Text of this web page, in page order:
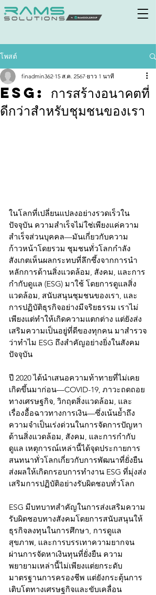
โพสต์
ESG: การสร้างอนาคตที่
ดีกว่าสำหรับชุมชนของเรา
finadmin362 15 ส.ค. 2567 ยาว 1 นาที
ในโลกที่เปลี่ยนแปลงอย่างรวดเร็วใน
ปัจจุบัน ความสำเร็จไม่ใช่เพียงแค่ความ
สำเร็จส่วนบุคคล—มันเกี่ยวกับความ
ก้าวหน้าโดยรวม ชุมชนทั่วโลกกำลัง
สังเกตเห็นผลกระทบที่ลึกซึ้งจากการนำ
หลักการด้านสิ่งแวดล้อม, สังคม, และการ
กำกับดูแล (ESG) มาใช้ โดยการดูแลสิ่ง
แวดล้อม, สนับสนุนชุมชนของเรา, และ
การปฏิบัติธุรกิจอย่างมีจริยธรรม เราไม่
เพียงแต่ทำให้เกิดความแตกต่าง แต่ยังส่ง
เสริมความเป็นอยู่ที่ดีของทุกคน มาสำรวจ
ว่าทำไม ESG ถึงสำคัญอย่างยิ่งในสังคม
ปัจจุบัน
ปี 2020 ได้นำเสนอความท้าทายที่ไม่เคย
เกิดขึ้นมาก่อน—COVID-19, ภาวะถดถอย
ทางเศรษฐกิจ, วิกฤตสิ่งแวดล้อม, และ
เรื่องอื้อฉาวทางการเงิน—ซึ่งเน้นย้ำถึง
ความจำเป็นเร่งด่วนในการจัดการปัญหา
ด้านสิ่งแวดล้อม, สังคม, และการกำกับ
ดูแล เหตุการณ์เหล่านี้ได้จุดประกายการ
สนทนาทั่วโลกเกี่ยวกับการพัฒนาที่ยั่งยืน
ส่งผลให้เกิดกรอบการทำงาน ESG ที่มุ่งส่ง
เสริมการปฏิบัติอย่างรับผิดชอบทั่วโลก
ESG มีบทบาทสำคัญในการส่งเสริมความ
รับผิดชอบทางสังคมโดยการสนับสนุนให้
ธุรกิจลงทุนในการศึกษา, การดูแล
สุขภาพ, และการบรรเทาความยากจน
ผ่านการจัดหาเงินทุนที่ยั่งยืน ความ
พยายามเหล่านี้ไม่เพียงแต่ยกระดับ
มาตรฐานการครองชีพ แต่ยังกระตุ้นการ
เติบโตทางเศรษฐกิจและขับเคลื่อน